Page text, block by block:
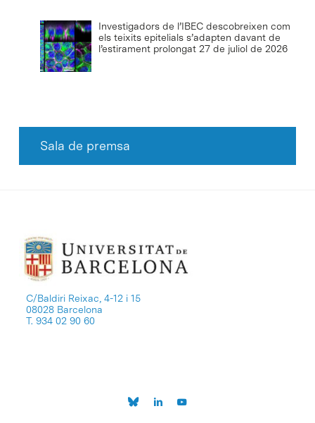
Investigadors de l’IBEC descobreixen com
els teixits epitelials s’adapten davant de
l’estirament prolongat 27 de juliol de 2026
Sala de premsa
C/Baldiri Reixac, 4-12 i 15
08028 Barcelona
T. 934 02 90 60